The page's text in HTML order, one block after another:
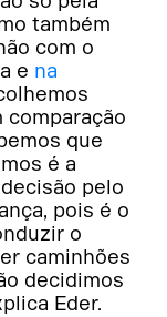
também
com o
e na
comparação
que
é a
pelo
pois é o
o
caminhões
decidimos
Eder.